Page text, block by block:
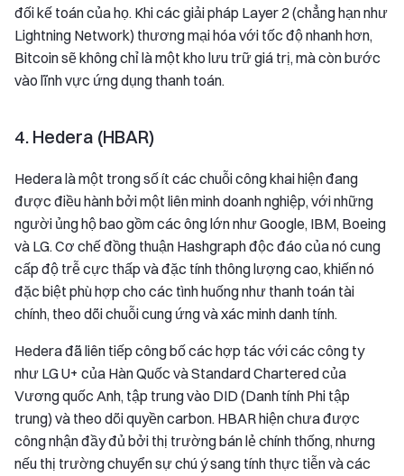
đối kế toán của họ. Khi các giải pháp Layer 2 (chẳng hạn như
Lightning Network) thương mại hóa với tốc độ nhanh hơn,
Bitcoin sẽ không chỉ là một kho lưu trữ giá trị, mà còn bước
vào lĩnh vực ứng dụng thanh toán.
4. Hedera (HBAR)
Hedera là một trong số ít các chuỗi công khai hiện đang
được điều hành bởi một liên minh doanh nghiệp, với những
người ủng hộ bao gồm các ông lớn như Google, IBM, Boeing
và LG. Cơ chế đồng thuận Hashgraph độc đáo của nó cung
cấp độ trễ cực thấp và đặc tính thông lượng cao, khiến nó
đặc biệt phù hợp cho các tình huống như thanh toán tài
chính, theo dõi chuỗi cung ứng và xác minh danh tính.
Hedera đã liên tiếp công bố các hợp tác với các công ty
như LG U+ của Hàn Quốc và Standard Chartered của
Vương quốc Anh, tập trung vào DID (Danh tính Phi tập
trung) và theo dõi quyền carbon. HBAR hiện chưa được
công nhận đầy đủ bởi thị trường bán lẻ chính thống, nhưng
nếu thị trường chuyển sự chú ý sang tính thực tiễn và các